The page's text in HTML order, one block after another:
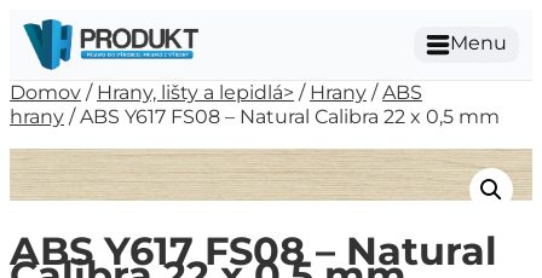
Menu
Domov / Hrany, lišty a lepidlá> / Hrany /ABS
hrany / ABS Y617 FS08 – Natural Calibra 22 x 0,5 mm
ABS Y617 FS08 – Natural